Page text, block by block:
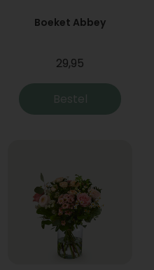
Boeket Abbey
29,95
Bestel